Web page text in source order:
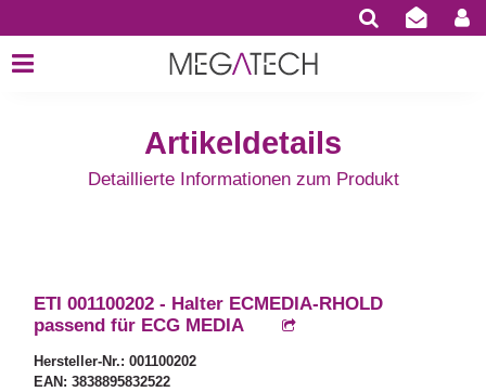
Artikeldetails
Detaillierte Informationen zum Produkt
ETI 001100202 - Halter ECMEDIA-RHOLD
passend für ECG MEDIA
Hersteller-Nr.: 001100202
EAN: 3838895832522